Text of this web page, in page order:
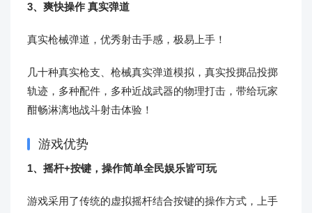
3、爽快操作 真实弹道
真实枪械弹道，优秀射击手感，极易上手！
几十种真实枪支、枪械真实弹道模拟，真实投掷品投掷
轨迹，多种配件，多种近战武器的物理打击，带给玩家
酣畅淋漓地战斗射击体验！
游戏优势
1、摇杆+按键，操作简单全民娱乐皆可玩
游戏采用了传统的虚拟摇杆结合按键的操作方式，上手